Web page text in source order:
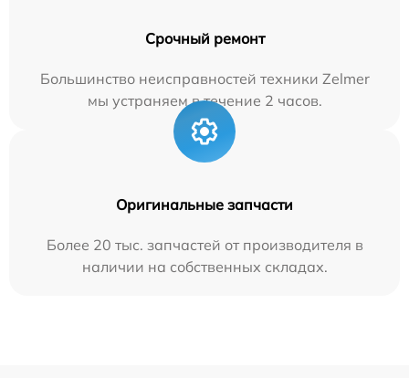
Срочный ремонт
Большинство неисправностей техники Zelmer
мы устраняем в течение 2 часов.
Оригинальные запчасти
Более 20 тыс. запчастей от производителя в
наличии на собственных складах.